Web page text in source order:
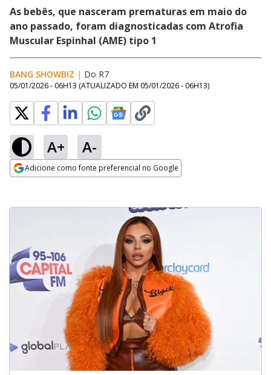
As bebês, que nasceram prematuras em maio do
ano passado, foram diagnosticadas com Atrofia
Muscular Espinhal (AME) tipo 1
BANG SHOWBIZ | Do R7
05/01/2026 - 06H13 (ATUALIZADO EM 05/01/2026 - 06H13)
A+ A-
Adicione como fonte preferencial no Google